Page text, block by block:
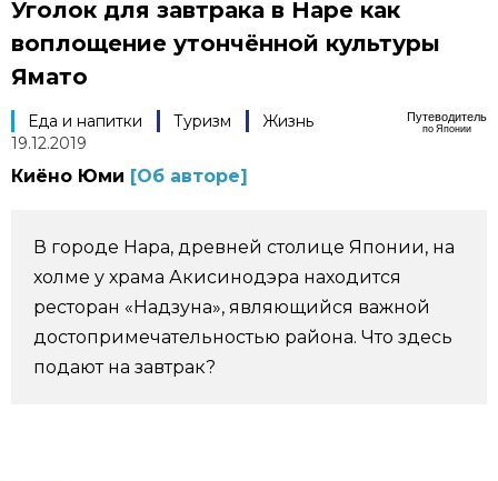
Фото/Видео
Разделы
Люди
Блог
Политика
Экономика
Популярные статьи
Японский язык
Японский калейдоскоп
Семья
official SNS
Уголок для завтрака в Наре как
воплощение утончённой культуры
Ямато
Путеводитель
по Японии
Еда и напитки Туризм
Жизнь
19.12.2019
Киёно Юми [Об авторе]
В городе Нара, древней столице Японии, на
холме у храма Акисинодэра находится
ресторан «Надзуна», являющийся важной
достопримечательностью района. Что здесь
подают на завтрак?